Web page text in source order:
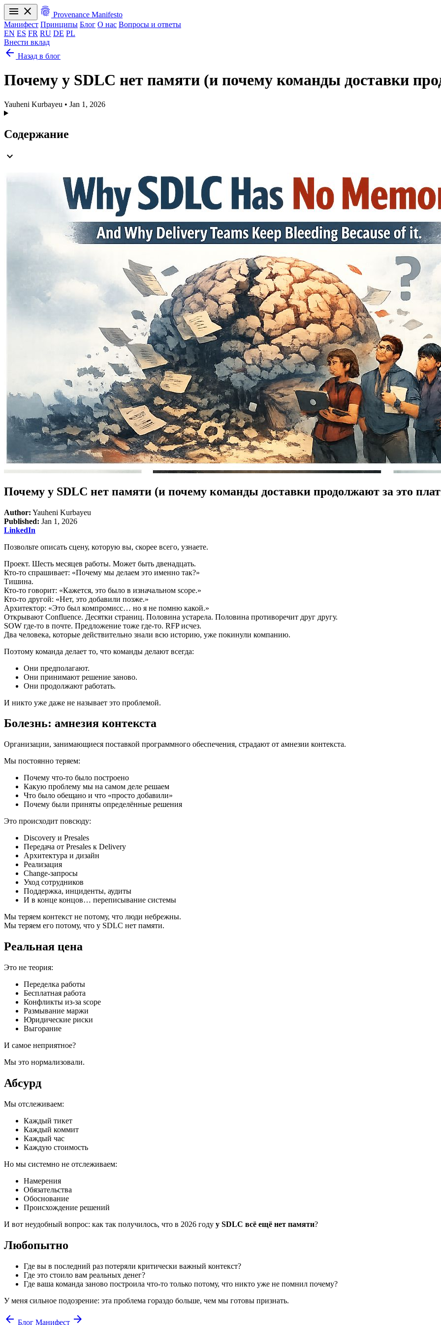
menu close fingerprint Provenance Manifesto
Манифест Принципы Блог О нас Вопросы и ответы
EN ES FR RU DE PL
Внести вклад
Манифест
ES FR RU DE
arrow_back Назад в блог
Почему у SDLC нет памяти (и почему команды доставки
Yauheni Kurbayeu • Jan 1, 2026
Содержание
expand_more
Почему у SDLC нет памяти (и почему команды доставки продолжают за это
Author: Yauheni Kurbayeu
Published: Jan 1, 2026
LinkedIn
Позвольте описать сцену, которую вы, скорее всего, узнаете.
Проект. Шесть месяцев работы. Может быть двенадцать.
Кто-то спрашивает: «Почему мы делаем это именно так?»
Тишина.
Кто-то говорит: «Кажется, это было в изначальном scope.»
Кто-то другой: «Нет, это добавили позже.»
Архитектор: «Это был компромисс… но я не помню какой.»
Открывают Confluence. Десятки страниц. Половина устарела. Половина противоречит друг другу.
SOW где-то в почте. Предложение тоже где-то. RFP исчез.
Два человека, которые действительно знали всю историю, уже покинули компанию.
Поэтому команда делает то, что команды делают всегда:
Они предполагают.
Они принимают решение заново.
Они продолжают работать.
И никто уже даже не называет это проблемой.
Болезнь: амнезия контекста
Организации, занимающиеся поставкой программного обеспечения, страдают от амнезии контекста.
Мы постоянно теряем:
Почему что-то было построено
Какую проблему мы на самом деле решаем
Что было обещано и что «просто добавили»
Почему были приняты определённые решения
Это происходит повсюду:
Discovery и Presales
Передача от Presales к Delivery
Архитектура и дизайн
Реализация
Change-запросы
Уход сотрудников
Поддержка, инциденты, аудиты
И в конце концов… переписывание системы
Мы теряем контекст не потому, что люди небрежны.
Мы теряем его потому, что у SDLC нет памяти.
Реальная цена
Это не теория:
Переделка работы
Бесплатная работа
Конфликты из-за scope
Размывание маржи
Юридические риски
Выгорание
И самое неприятное?
Мы это нормализовали.
Абсурд
Мы отслеживаем:
Каждый тикет
Каждый коммит
Каждый час
Каждую стоимость
Но мы системно не отслеживаем:
Намерения
Обязательства
Обоснование
Происхождение решений
И вот неудобный вопрос: как так получилось, что в 2026 году у SDLC всё ещё нет памяти?
Любопытно
Где вы в последний раз потеряли критически важный контекст?
Где это стоило вам реальных денег?
Где ваша команда заново построила что-то только потому, что никто уже не помнил почему?
У меня сильное подозрение: эта проблема гораздо больше, чем мы готовы признать.
arrow_back Блог Манифест arrow_forward